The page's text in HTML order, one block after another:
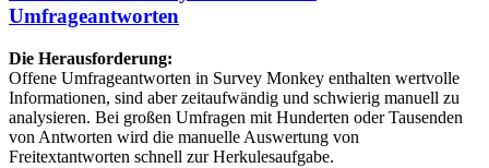
Umfrageantworten
Die Herausforderung:
Offene Umfrageantworten in Survey Monkey enthalten wertvolle
Informationen, sind aber zeitaufwändig und schwierig manuell zu
analysieren. Bei großen Umfragen mit Hunderten oder Tausenden
von Antworten wird die manuelle Auswertung von
Freitextantworten schnell zur Herkulesaufgabe.